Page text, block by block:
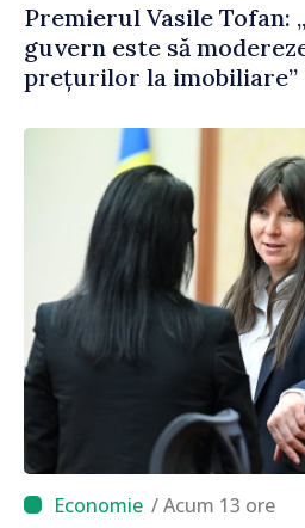
Premierul Vasile Tofan:
guvern este să
prețurilor la imobiliare”
/ Acum 13 ore